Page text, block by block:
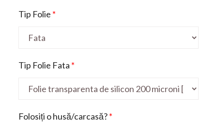
Tip Folie *
Tip Folie Fata *
Folosiți o husă/carcasă?*